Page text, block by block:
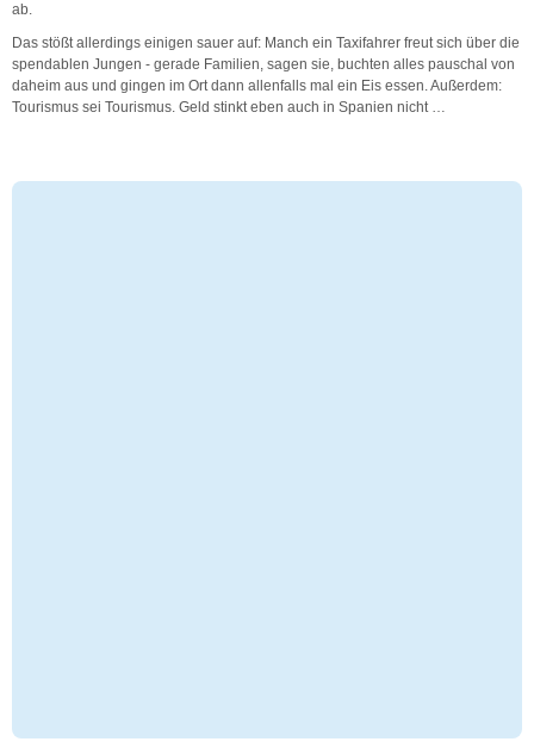
ab.
Das stößt allerdings einigen sauer auf: Manch ein Taxifahrer freut sich über die
spendablen Jungen - gerade Familien, sagen sie, buchten alles pauschal von
daheim aus und gingen im Ort dann allenfalls mal ein Eis essen. Außerdem:
Tourismus sei Tourismus. Geld stinkt eben auch in Spanien nicht …